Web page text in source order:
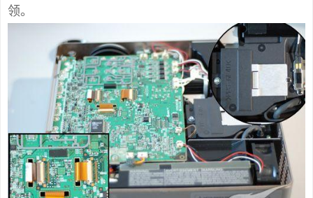
领。